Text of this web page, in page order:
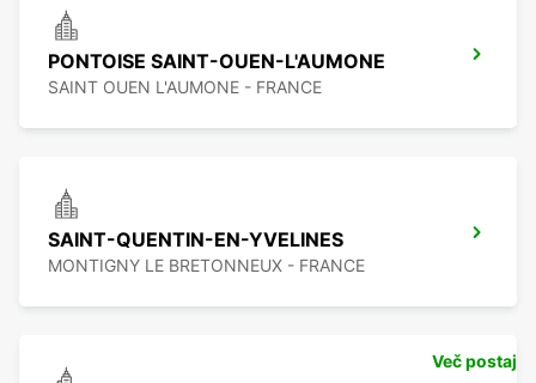
PONTOISE SAINT-OUEN-L'AUMONE
SAINT OUEN L'AUMONE - FRANCE
SAINT-QUENTIN-EN-YVELINES
MONTIGNY LE BRETONNEUX - FRANCE
Več postaj